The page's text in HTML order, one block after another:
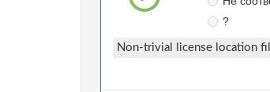
?
Non-trivial license location